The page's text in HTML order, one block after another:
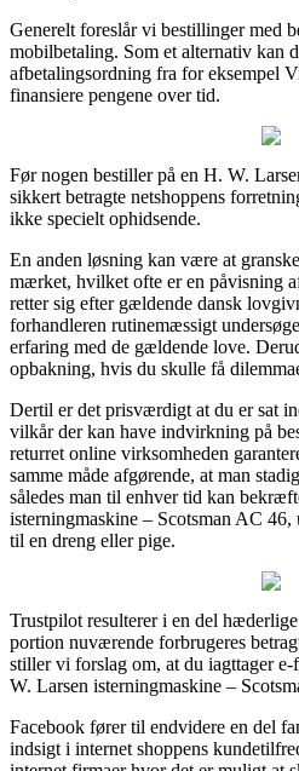
Generelt foreslår vi bestillinger med
mobilbetaling. Som et alternativ kan
afbetalingsordning fra for eksempel
finansiere pengene over tid.
Før nogen bestiller på en H. W.
sikkert betragte netshoppens
ikke specielt ophidsende.
En anden løsning kan være at
mærket, hvilket ofte er en påvisning
retter sig efter gældende dansk
forhandleren rutinemæssigt
erfaring med de gældende love.
opbakning, hvis du skulle få
Dertil er det prisværdigt at du er sat
vilkår der kan have indvirkning på
returret online virksomheden
samme måde afgørende, at man
således man til enhver tid kan
isterningmaskine – Scotsman AC 46,
til en dreng eller pige.
Trustpilot resulterer i en del
portion nuværende forbrugeres
stiller vi forslag om, at du iagttager
W. Larsen isterningmaskine –
Facebook fører til endvidere en del
indsigt i internet shoppens